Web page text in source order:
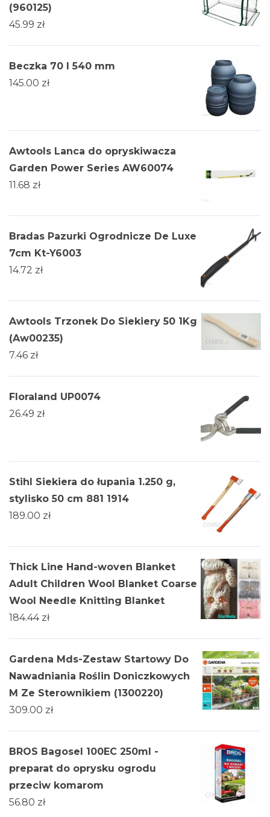
(960125)
45.99 zł
Beczka 70 l 540 mm
145.00 zł
Awtools Lanca do opryskiwacza
Garden Power Series AW60074
11.68 zł
Bradas Pazurki Ogrodnicze De Luxe
7cm Kt-Y6003
14.72 zł
Awtools Trzonek Do Siekiery 50 1Kg
(Aw00235)
7.46 zł
Floraland UP0074
26.49 zł
Stihl Siekiera do łupania 1.250 g,
stylisko 50 cm 881 1914
189.00 zł
Thick Line Hand-woven Blanket
Adult Children Wool Blanket Coarse
Wool Needle Knitting Blanket
184.44 zł
Gardena Mds-Zestaw Startowy Do
Nawadniania Roślin Doniczkowych
M Ze Sterownikiem (1300220)
309.00 zł
BROS Bagosel 100EC 250ml -
preparat do oprysku ogrodu
przeciw komarom
56.80 zł